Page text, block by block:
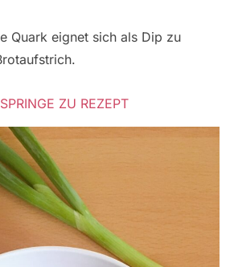
Quark eignet sich als Dip zu
SPRINGE ZU REZEPT